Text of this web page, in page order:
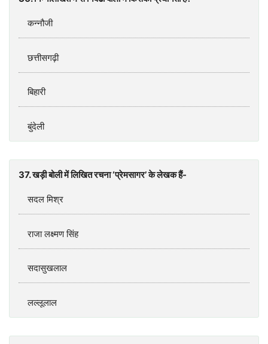
कन्नौजी
छत्तीसगढ़ी
बिहारी
बुंदेली
37. खड़ी बोली में लिखित रचना ‘प्रेमसागर’ के लेखक हैं-
सदल मिश्र
राजा लक्ष्मण सिंह
सदासुखलाल
लल्लूलाल